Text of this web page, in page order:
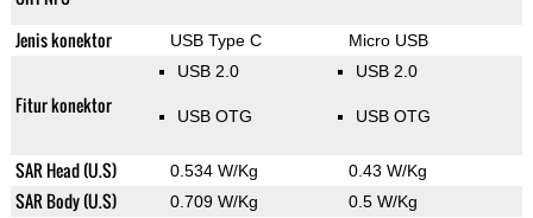
Jenis konektor USB Type C Micro USB
Fitur konektor
USB 2.0
USB OTG
USB 2.0
USB OTG
SAR Head (U.S) 0.534 W/Kg 0.43 W/Kg
SAR Body (U.S) 0.709 W/Kg 0.5 W/Kg